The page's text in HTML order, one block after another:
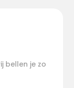
bellen je zo